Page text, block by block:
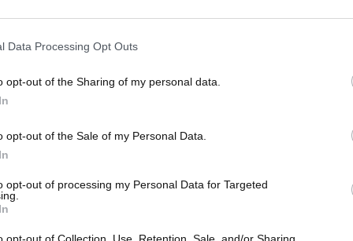
Data Processing Opt Outs
opt-out of the Sharing of my personal data.
opt-out of the Sale of my Personal Data.
opt-out of processing my Personal Data for Targeted
opt-out of Collection, Use, Retention, Sale, and/or Sharing